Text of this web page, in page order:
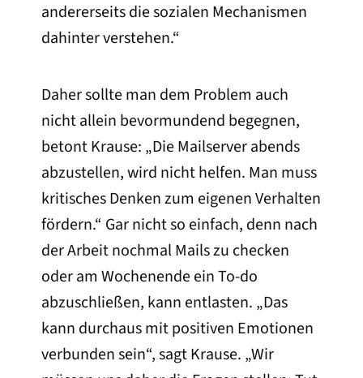
andererseits die sozialen Mechanismen
dahinter verstehen.“
Daher sollte man dem Problem auch
nicht allein bevormundend begegnen,
betont Krause: „Die Mailserver abends
abzustellen, wird nicht helfen. Man muss
kritisches Denken zum eigenen Verhalten
fördern.“ Gar nicht so einfach, denn nach
der Arbeit nochmal Mails zu checken
oder am Wochenende ein To-do
abzuschließen, kann entlasten. „Das
kann durchaus mit positiven Emotionen
verbunden sein“, sagt Krause. „Wir